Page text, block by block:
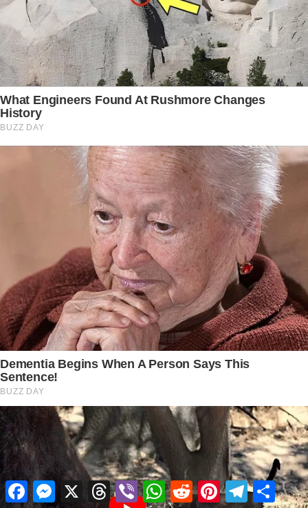
FacebookMessenger
X ThreadsViberWhatsApp
RedditPinterestTelegram
Share